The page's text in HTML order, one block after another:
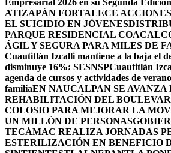
Empresarial 2026 en su Segunda Edición
ATIZAPÁN FORTALECE
EL SUICIDIO EN JÓVENES
PARQUE RESIDENCIAL
ÁGIL Y SEGURA PARA MILES DE
Cuautitlán Izcalli mantiene a la baja el
disminuye 16%: SESNSPCuautitlán
agenda de cursos y actividades de
familiaEN NAUCALPAN SE AVANZA
REHABILITACIÓN DEL
COLOSIO PARA MEJORAR LA
UN MILLÓN DE PERSONAS
TECÁMAC REALIZA JORNADAS
ESTERILIZACIÓN EN BENEFICIO